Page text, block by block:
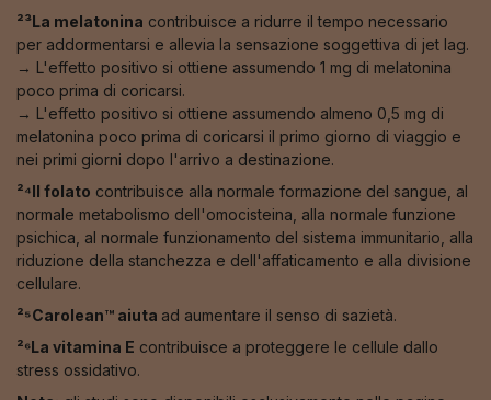
²³La melatonina contribuisce a ridurre il tempo necessario
per addormentarsi e allevia la sensazione soggettiva di jet lag.
→ L'effetto positivo si ottiene assumendo 1 mg di melatonina
poco prima di coricarsi.
→ L'effetto positivo si ottiene assumendo almeno 0,5 mg di
melatonina poco prima di coricarsi il primo giorno di viaggio e
nei primi giorni dopo l'arrivo a destinazione.
²⁴Il folato contribuisce alla normale formazione del sangue, al
normale metabolismo dell'omocisteina, alla normale funzione
psichica, al normale funzionamento del sistema immunitario, alla
riduzione della stanchezza e dell'affaticamento e alla divisione
cellulare.
²⁵Carolean™️ aiuta ad aumentare il senso di sazietà.
²⁶La vitamina E contribuisce a proteggere le cellule dallo
stress ossidativo.